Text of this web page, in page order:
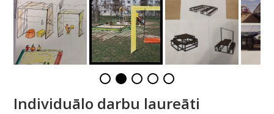
Individuālo darbu laureāti